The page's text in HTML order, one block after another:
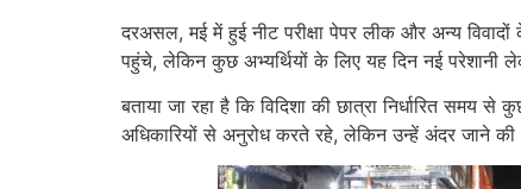
दरअसल, मई में हुई नीट परीक्षा पेपर लीक और अन्य विवादों
पहुंचे, लेकिन कुछ अभ्यर्थियों के लिए यह दिन नई परेशानी
बताया जा रहा है कि विदिशा की छात्रा निर्धारित
अधिकारियों से अनुरोध करते रहे, लेकिन उन्हें अंदर जाने की